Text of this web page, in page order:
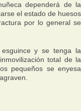
dependerá de la
el estado de huesos
por lo general se
y se tenga la
total de la
pequeños se enyesa